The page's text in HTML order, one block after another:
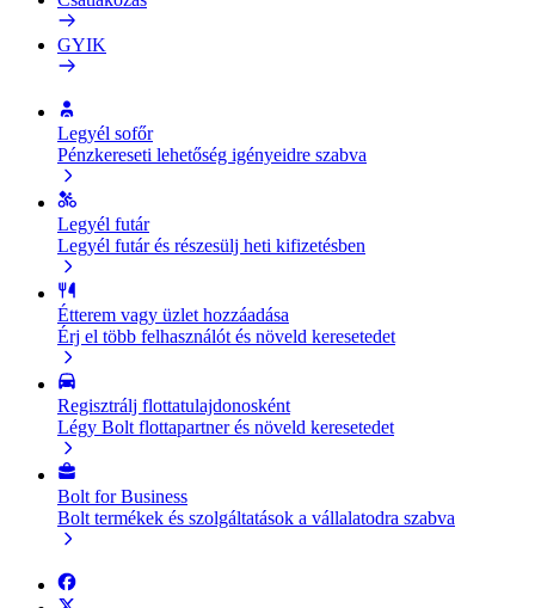
GYIK
Legyél sofőr
Pénzkereseti lehetőség igényeidre szabva
Legyél futár
Legyél futár és részesülj heti kifizetésben
Étterem vagy üzlet hozzáadása
Érj el több felhasználót és növeld keresetedet
Regisztrálj flottatulajdonosként
Légy Bolt flottapartner és növeld keresetedet
Bolt for Business
Bolt termékek és szolgáltatások a vállalatodra szabva